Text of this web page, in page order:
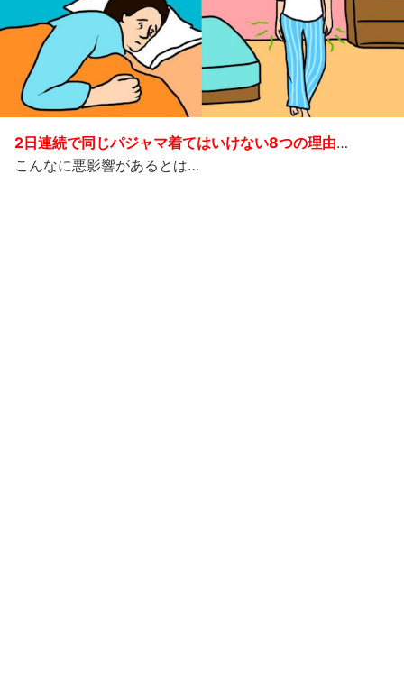
2日連続で同じパジャマ着てはいけない8つの理由…
こんなに悪影響があるとは…